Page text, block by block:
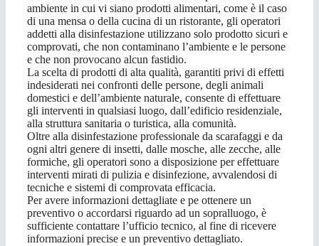
ambiente in cui vi siano prodotti alimentari, come è il caso
di una mensa o della cucina di un ristorante, gli operatori
addetti alla disinfestazione utilizzano solo prodotto sicuri e
comprovati, che non contaminano l’ambiente e le persone
e che non provocano alcun fastidio.
La scelta di prodotti di alta qualità, garantiti privi di effetti
indesiderati nei confronti delle persone, degli animali
domestici e dell’ambiente naturale, consente di effettuare
gli interventi in qualsiasi luogo, dall’edificio residenziale,
alla struttura sanitaria o turistica, alla comunità.
Oltre alla disinfestazione professionale da scarafaggi e da
ogni altri genere di insetti, dalle mosche, alle zecche, alle
formiche, gli operatori sono a disposizione per effettuare
interventi mirati di pulizia e disinfezione, avvalendosi di
tecniche e sistemi di comprovata efficacia.
Per avere informazioni dettagliate e pe ottenere un
preventivo o accordarsi riguardo ad un sopralluogo, è
sufficiente contattare l’ufficio tecnico, al fine di ricevere
informazioni precise e un preventivo dettagliato.